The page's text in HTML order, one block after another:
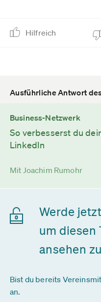
Hilfreich
Ausführliche Antwort
Business-Netzwerk
So verbesserst du
LinkedIn
Mit Joachim Rumohr
Werde
um
ansehen
Bist du bereits
an.